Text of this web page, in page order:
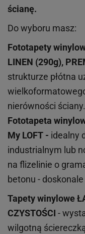
ścianę.
Do wyboru masz:
Fototapety
LINEN (290g),
strukturze płótna
nierówności ściany.
Fototapeta
My LOFT - idealny
industrialnym lub
na flizelinie o
betonu -
Tapety winylowe
CZYSTOŚCI -
wilgotną